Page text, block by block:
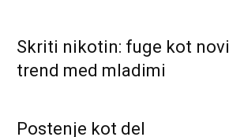
Skriti nikotin: fuge kot novi
trend med mladimi
Postenje kot del